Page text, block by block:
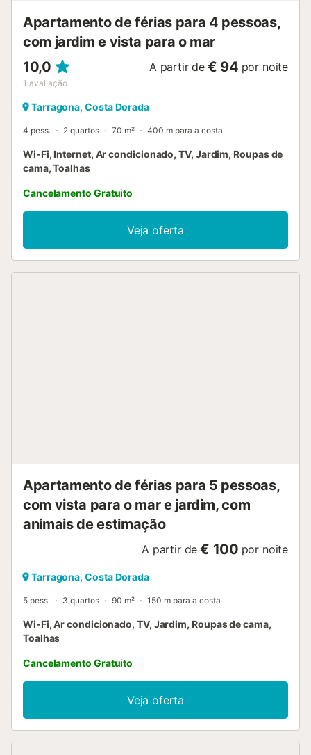
Apartamento de férias para 4 pessoas,
com jardim e vista para o mar
10,0
1 avaliação
A partir de € 94 por noite
Tarragona, Costa Dorada
4 pess. 2 quartos 70 m² 400 m para a costa
Wi-Fi, Internet, Ar condicionado, TV, Jardim, Roupas de
cama, Toalhas
Cancelamento Gratuito
Veja oferta
Apartamento de férias para 5 pessoas,
com vista para o mar e jardim, com
animais de estimação
A partir de € 100 por noite
Tarragona, Costa Dorada
5 pess. 3 quartos 90 m² 150 m para a costa
Wi-Fi, Ar condicionado, TV, Jardim, Roupas de cama,
Toalhas
Cancelamento Gratuito
Veja oferta